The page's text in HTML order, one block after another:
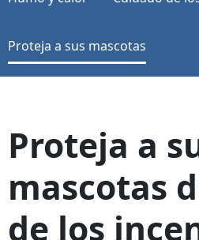
Proteja a sus mascotas
Proteja a
mascotas
de los